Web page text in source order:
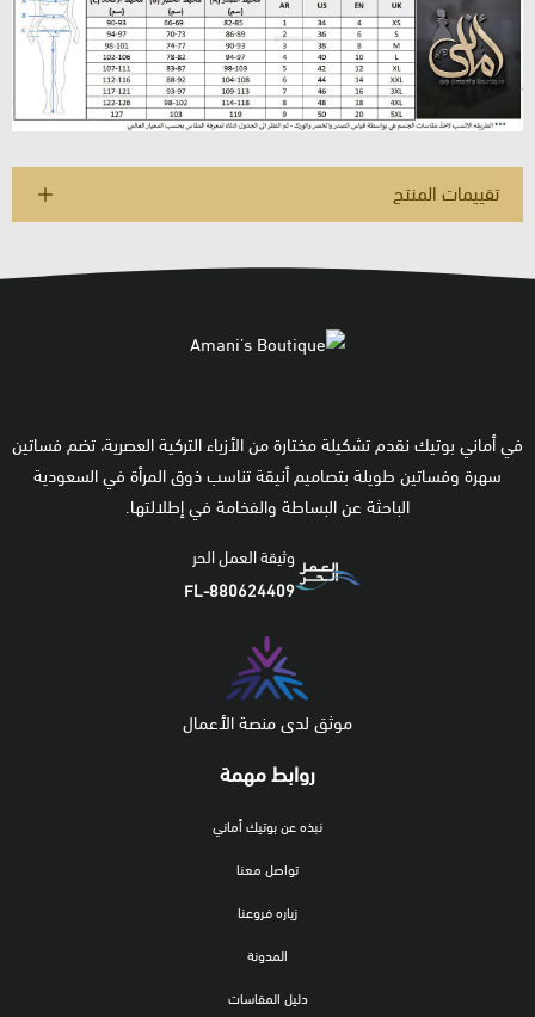
تقييمات المنتج
روابط مهمة
نبذه عن بوتيك أماني
تواصل معنا
زياره فروعنا
المدونة
دليل المقاسات
في أماني بوتيك نقدم تشكيلة مختارة من الأزياء التركية العصرية، تضم فساتين
سهرة وفساتين طويلة بتصاميم أنيقة تناسب ذوق المرأة في السعودية
الباحثة عن البساطة والفخامة في إطلالتها.
وثيقة العمل الحر
FL-880624409
موثق لدى منصة الأعمال